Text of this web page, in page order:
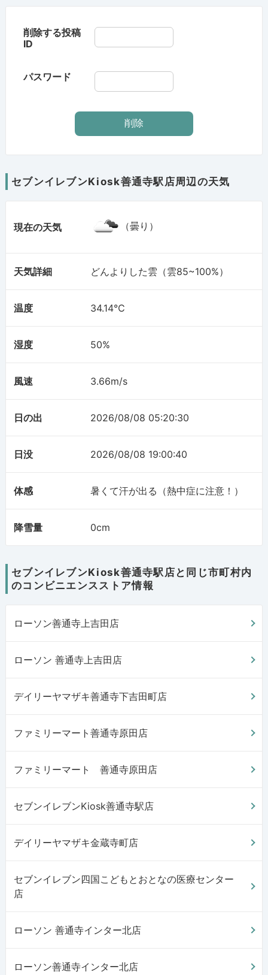
削除する投稿
ID
パスワード
セブンイレブンKiosk善通寺駅店周辺の天気
現在の天気 （曇り）
天気詳細 どんよりした雲（雲85~100%）
温度 34.14℃
湿度 50%
風速 3.66m/s
日の出 2026/08/08 05:20:30
日没 2026/08/08 19:00:40
体感 暑くて汗が出る（熱中症に注意！）
降雪量 0cm
セブンイレブンKiosk善通寺駅店と同じ市町村内
のコンビニエンスストア情報
ローソン善通寺上吉田店
ローソン 善通寺上吉田店
デイリーヤマザキ善通寺下吉田町店
ファミリーマート善通寺原田店
ファミリーマート 善通寺原田店
セブンイレブンKiosk善通寺駅店
デイリーヤマザキ金蔵寺町店
セブンイレブン四国こどもとおとなの医療センター
店
ローソン 善通寺インター北店
ローソン善通寺インター北店